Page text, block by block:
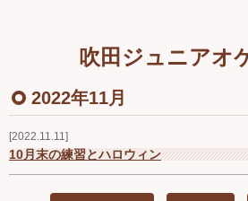
プレジュニア クラス
練習会場
アーカイブ
Ｑ＆Ａ
吹田ジュニアオ
2022年11月
2022.11.11
10月末の練習とハロウィン